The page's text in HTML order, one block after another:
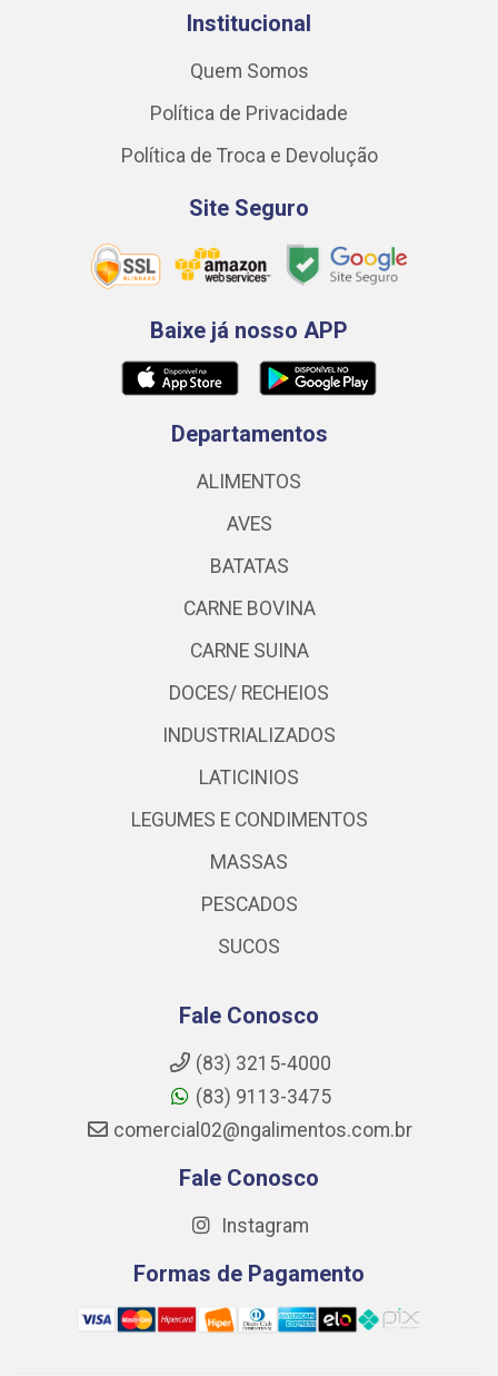
Institucional
Quem Somos
Política de Privacidade
Política de Troca e Devolução
Site Seguro
Baixe já nosso APP
Departamentos
ALIMENTOS
AVES
BATATAS
CARNE BOVINA
CARNE SUINA
DOCES/ RECHEIOS
INDUSTRIALIZADOS
LATICINIOS
LEGUMES E CONDIMENTOS
MASSAS
PESCADOS
SUCOS
Fale Conosco
(83) 3215-4000
(83) 9113-3475
comercial02@ngalimentos.com.br
Fale Conosco
Instagram
Formas de Pagamento